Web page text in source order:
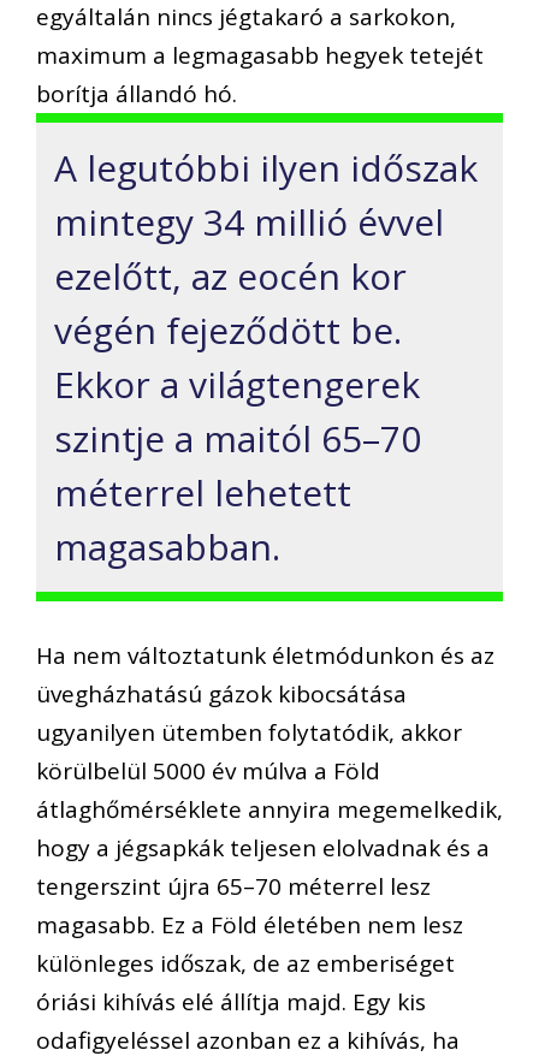
egyáltalán nincs jégtakaró a sarkokon,
maximum a legmagasabb hegyek tetejét
borítja állandó hó.
A legutóbbi ilyen időszak
mintegy 34 millió évvel
ezelőtt, az eocén kor
végén fejeződött be.
Ekkor a világtengerek
szintje a maitól 65–70
méterrel lehetett
magasabban.
Ha nem változtatunk életmódunkon és az
üvegházhatású gázok kibocsátása
ugyanilyen ütemben folytatódik, akkor
körülbelül 5000 év múlva a Föld
átlaghőmérséklete annyira megemelkedik,
hogy a jégsapkák teljesen elolvadnak és a
tengerszint újra 65–70 méterrel lesz
magasabb. Ez a Föld életében nem lesz
különleges időszak, de az emberiséget
óriási kihívás elé állítja majd. Egy kis
odafigyeléssel azonban ez a kihívás, ha